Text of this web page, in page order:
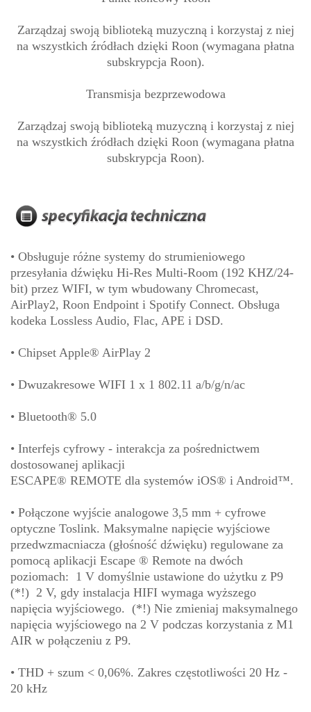
Zarządzaj swoją biblioteką muzyczną i korzystaj z niej
na wszystkich źródłach dzięki Roon (wymagana płatna
subskrypcja Roon).
Transmisja bezprzewodowa
Zarządzaj swoją biblioteką muzyczną i korzystaj z niej
na wszystkich źródłach dzięki Roon (wymagana płatna
subskrypcja Roon).
• Obsługuje różne systemy do strumieniowego
przesyłania dźwięku Hi-Res Multi-Room (192 KHZ/24-
bit) przez WIFI, w tym wbudowany Chromecast,
AirPlay2, Roon Endpoint i Spotify Connect. Obsługa
kodeka Lossless Audio, Flac, APE i DSD.
• Chipset Apple® AirPlay 2
• Dwuzakresowe WIFI 1 x 1 802.11 a/b/g/n/ac
• Bluetooth® 5.0
• Interfejs cyfrowy - interakcja za pośrednictwem
dostosowanej aplikacji
ESCAPE® REMOTE dla systemów iOS® i Android™.
• Połączone wyjście analogowe 3,5 mm + cyfrowe
optyczne Toslink. Maksymalne napięcie wyjściowe
przedwzmacniacza (głośność dźwięku) regulowane za
pomocą aplikacji Escape ® Remote na dwóch
poziomach: 1 V domyślnie ustawione do użytku z P9
(*!) 2 V, gdy instalacja HIFI wymaga wyższego
napięcia wyjściowego. (*!) Nie zmieniaj maksymalnego
napięcia wyjściowego na 2 V podczas korzystania z M1
AIR w połączeniu z P9.
• THD + szum < 0,06%. Zakres częstotliwości 20 Hz -
20 kHz